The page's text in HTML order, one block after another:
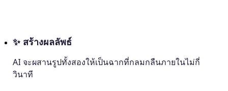
✨ สร้างผลลัพธ์
AI จะผสานรูปทั้งสองให้เป็นฉากที่กลมกลืนภายในไม่กี่
วินาที